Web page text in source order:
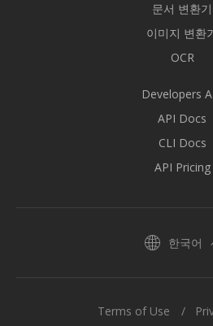
문서 변환기
이미지 변환
OCR
Developers
API Docs
CLI Docs
API Pricing
한국어
Terms of Use